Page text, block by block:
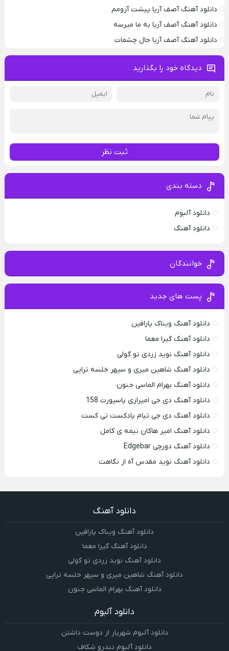
دانلود آهنگ آصف آریا پیشت آرومم
دانلود آهنگ آصف آریا به ما میرسه
دانلود آهنگ آصف آریا حال چشمات
دیدگاه خود را بگذارید
ثبت نظر
دسته بندی
دانلود آلبوم
دانلود آهنگ
خوانندگان
پست های جدید
دانلود آهنگ ویناک پارافین
دانلود آهنگ گیرا معما
دانلود آهنگ نوید زردی تو گولی
دانلود آهنگ شاهین میری و سپهر خلسه تراپی
دانلود آهنگ بهرام الماسی جنون
دانلود آهنگ دی جی امیرازی پاسپورت 158
دانلود آهنگ دی جی تیام پادکست تی کست
دانلود آهنگ امیر هاکان نیمه ی کامل
دانلود آهنگ دورچی Edgebar
دانلود آهنگ نوید مقدس آه از نگاهت
دانلود آهنگ
دانلود آهنگ ویناک پارافین
دانلود آهنگ گیرا معما
دانلود آهنگ نوید زردی تو گولی
دانلود آهنگ شاهین میری و سپهر خلسه تراپی
دانلود آهنگ بهرام الماسی جنون
دانلود آلبوم
دانلود آلبوم شهریار از دوست داشتن
دانلود آلبوم تندرو شکاف